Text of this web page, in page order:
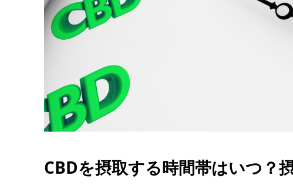
CBDを摂取する時間帯はいつ？